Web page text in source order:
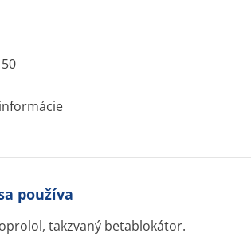
používa
takzvaný betablokátor.